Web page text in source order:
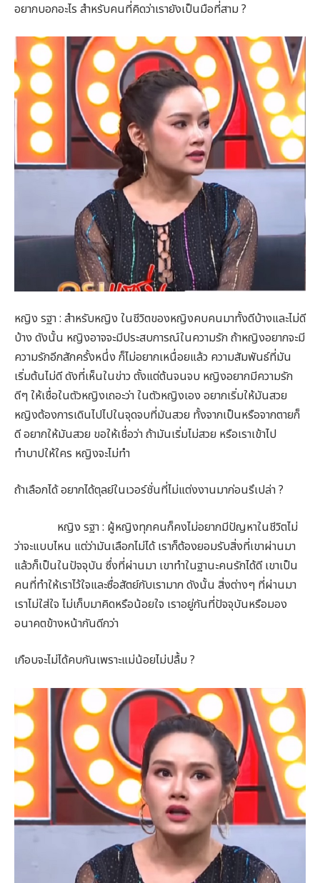
อยากบอกอะไร สำหรับคนที่คิดว่าเรายังเป็นมือที่สาม ?
หญิง รฐา : สำหรับหญิง ในชีวิตของหญิงคบคนมาทั้งดีบ้างและไม่ดี
บ้าง ดังนั้น หญิงอาจจะมีประสบการณ์ในความรัก ถ้าหญิงอยากจะมี
ความรักอีกสักครั้งหนึ่ง ก็ไม่อยากเหนื่อยแล้ว ความสัมพันธ์ที่มัน
เริ่มต้นไม่ดี ดังที่เห็นในข่าว ตั้งแต่ต้นจนจบ หญิงอยากมีความรัก
ดีๆ ให้เชื่อในตัวหญิงเถอะว่า ในตัวหญิงเอง อยากเริ่มให้มันสวย
หญิงต้องการเดินไปไปในจุดจบที่มันสวย ทั้งจากเป็นหรือจากตายก็
ดี อยากให้มันสวย ขอให้เชื่อว่า ถ้ามันเริ่มไม่สวย หรือเราเข้าไป
ทำบาปให้ใคร หญิงจะไม่ทำ
ถ้าเลือกได้ อยากได้ตุลย์ในเวอร์ชั่นที่ไม่แต่งงานมาก่อนรึเปล่า ?
หญิง รฐา : ผู้หญิงทุกคนก็คงไม่อยากมีปัญหาในชีวิตไม่
ว่าจะแบบไหน แต่ว่ามันเลือกไม่ได้ เราก็ต้องยอมรับสิ่งที่เขาผ่านมา
แล้วก็เป็นในปัจจุบัน ซึ่งที่ผ่านมา เขาทำในฐานะคนรักได้ดี เขาเป็น
คนที่ทำให้เราไว้ใจและซื่อสัตย์กับเรามาก ดังนั้น สิ่งต่างๆ ที่ผ่านมา
เราไม่ใส่ใจ ไม่เก็บมาคิดหรือน้อยใจ เราอยู่กันที่ปัจจุบันหรือมอง
อนาคตข้างหน้ากันดีกว่า
เกือบจะไม่ได้คบกันเพราะแม่น้อยไม่ปลื้ม ?